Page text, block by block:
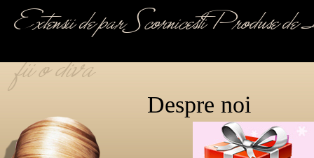
Extensii de par Scornicesti Produse
fii o diva
Despre noi